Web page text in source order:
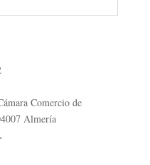
Comercio de
Almería